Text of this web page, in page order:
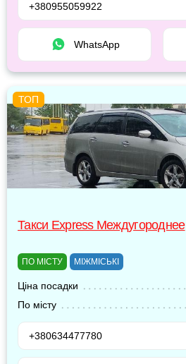
+380955059922
WhatsApp
Такси Express Междугороднее
ПО МІСТУ МІЖМІСЬКІ
Ціна посадки
По місту
+380634477780